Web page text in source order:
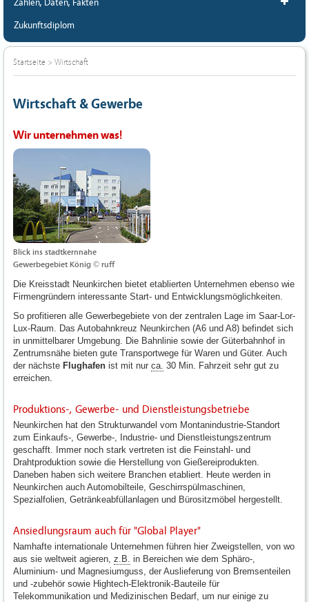
Zahlen, Daten, Fakten
Zukunftsdiplom
Startseite > Wirtschaft
Wirtschaft & Gewerbe
Wir unternehmen was!
Blick ins stadtkernnahe
Gewerbegebiet König © ruff
Die Kreisstadt Neunkirchen bietet etablierten Unternehmen ebenso wie
Firmengründern interessante Start- und Entwicklungsmöglichkeiten.
So profitieren alle Gewerbegebiete von der zentralen Lage im Saar-Lor-
Lux-Raum. Das Autobahnkreuz Neunkirchen (A6 und A8) befindet sich
in unmittelbarer Umgebung. Die Bahnlinie sowie der Güterbahnhof in
Zentrumsnähe bieten gute Transportwege für Waren und Güter. Auch
der nächste Flughafen ist mit nur ca. 30 Min. Fahrzeit sehr gut zu
erreichen.
Produktions-, Gewerbe- und Dienstleistungsbetriebe
Neunkirchen hat den Strukturwandel vom Montanindustrie-Standort
zum Einkaufs-, Gewerbe-, Industrie- und Dienstleistungszentrum
geschafft. Immer noch stark vertreten ist die Feinstahl- und
Drahtproduktion sowie die Herstellung von Gießereiprodukten.
Daneben haben sich weitere Branchen etabliert. Heute werden in
Neunkirchen auch Automobilteile, Geschirrspülmaschinen,
Spezialfolien, Getränkeabfüllanlagen und Bürositzmöbel hergestellt.
Ansiedlungsraum auch für "Global Player"
Namhafte internationale Unternehmen führen hier Zweigstellen, von wo
aus sie weltweit agieren, z.B. in Bereichen wie dem Sphäro-,
Aluminium- und Magnesiumguss, der Auslieferung von Bremsenteilen
und -zubehör sowie Hightech-Elektronik-Bauteile für
Telekommunikation und Medizinischen Bedarf, um nur einige zu